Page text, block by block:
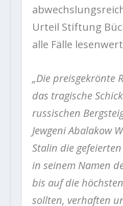
Urteil Stiftung
alle Fälle
„Die preisgekrönte
das tragische
russischen
Jewgeni Abalakow
Stalin die
in seinem Namen
bis auf die
sollten, verhaften